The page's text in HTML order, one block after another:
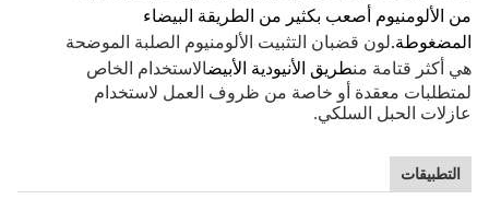
من الألومنيوم أصعب بكثير من الطريقة البيضاء
المضغوطة.لون قضبان التثبيت الألومنيوم الصلبة الموضحة
هي أكثر قتامة منطريق الأنيودية الأبيضالاستخدام الخاص
لمتطلبات معقدة أو خاصة من ظروف العمل لاستخدام
عازلات الحبل السلكي.
التطبيقات